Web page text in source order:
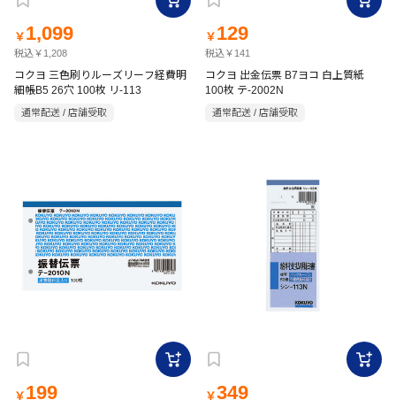
￥ 1,099
税込￥1,208
コクヨ 三色刷りルーズリーフ経費明
細帳B5 26穴 100枚 リ-113
通常配送 / 店舗受取
￥ 129
税込￥141
コクヨ 出金伝票 B7ヨコ 白上質紙
100枚 テ-2002N
通常配送 / 店舗受取
￥ 199 ￥349